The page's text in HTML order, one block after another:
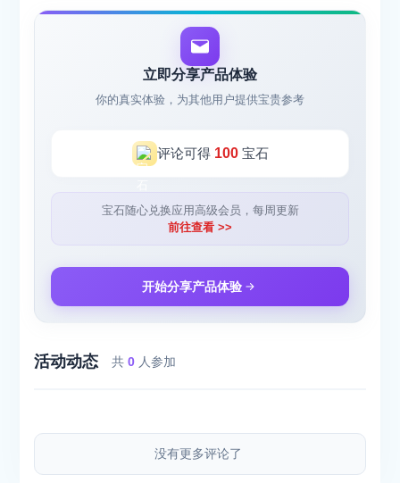
立即分享产品体验
你的真实体验，为其他用户提供宝贵参考
评论可得 100宝石
宝石随心兑换应用高级会员，每周更新
前往查看 >>
开始分享产品体验
活动动态 共0 人参加
没有更多评论了